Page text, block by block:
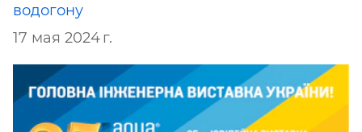
водогону
17 мая 2024 г.